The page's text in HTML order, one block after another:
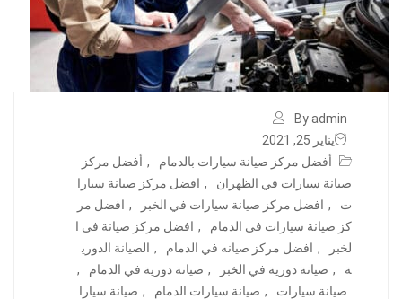
By admin
يناير 25, 2021
أفضل مركز صيانة سيارات بالدمام
, أفضل مركز
صيانة سيارات في الظهران
, افضل مركز صيانة سيارا
ت
, افضل مركز صيانة سيارات في الخبر , افضل مر
كز صيانة سيارات في الدمام
, افضل مركز صيانة في ا
لخبر
, افضل مركز صيانه في الدمام , الصيانة الدوري
ة
, صيانة دورية في الخبر , صيانة دورية في الدمام
,
صيانة سيارات
, صيانة سيارات الدمام , صيانة سيارا